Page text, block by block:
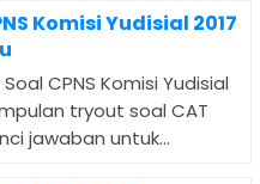
Komisi Yudisial 2017
CPNS Komisi Yudisial
tryout soal CAT
jawaban untuk...